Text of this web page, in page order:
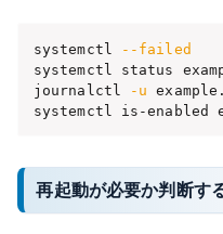
systemctl
--failed
systemctl status
journalctl
-u
systemctl is-enabled
再起動が必要か判断す